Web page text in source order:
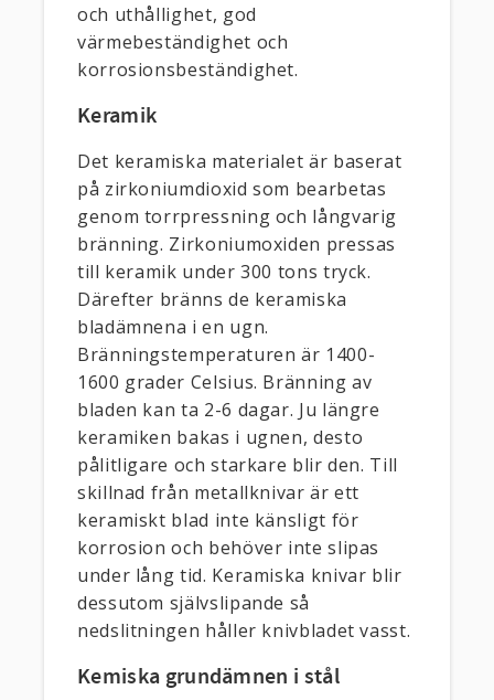
och uthållighet, god
värmebeständighet och
korrosionsbeständighet.
Keramik
Det keramiska materialet är baserat
på zirkoniumdioxid som bearbetas
genom torrpressning och långvarig
bränning. Zirkoniumoxiden pressas
till keramik under 300 tons tryck.
Därefter bränns de keramiska
bladämnena i en ugn.
Bränningstemperaturen är 1400-
1600 grader Celsius. Bränning av
bladen kan ta 2-6 dagar. Ju längre
keramiken bakas i ugnen, desto
pålitligare och starkare blir den. Till
skillnad från metallknivar är ett
keramiskt blad inte känsligt för
korrosion och behöver inte slipas
under lång tid. Keramiska knivar blir
dessutom självslipande så
nedslitningen håller knivbladet vasst.
Kemiska grundämnen i stål